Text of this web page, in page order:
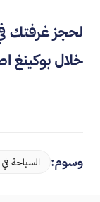
لحجز غرفتك
خلال بوكينغ
وسوم: السياحة